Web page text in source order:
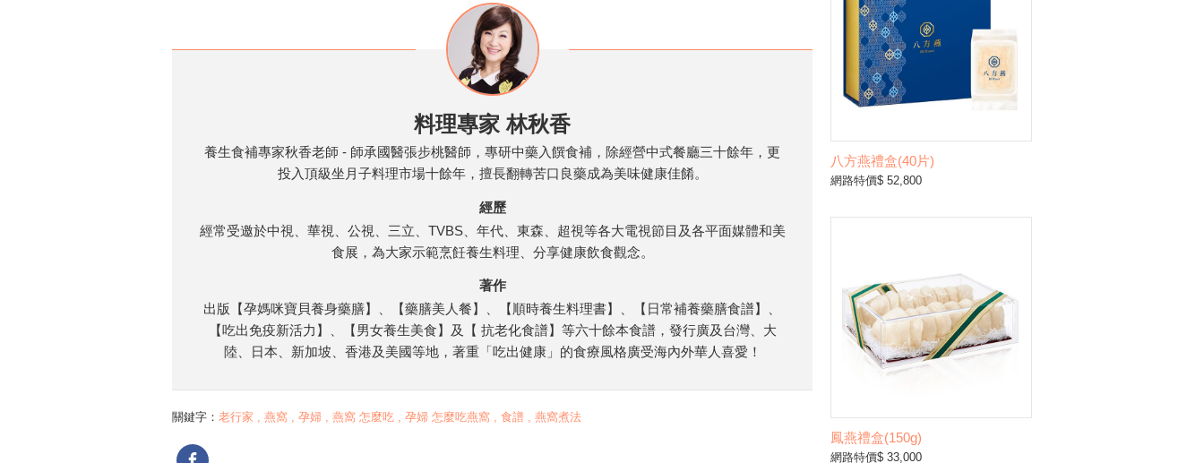
料理專家 林秋香
養生食補專家秋香老師 - 師承國醫張步桃醫師，專研中藥入饌食補，除經營中式餐廳三十餘年，更
投入頂級坐月子料理市場十餘年，擅長翻轉苦口良藥成為美味健康佳餚。
經歷
經常受邀於中視、華視、公視、三立、TVBS、年代、東森、超視等各大電視節目及各平面媒體和美
食展，為大家示範烹飪養生料理、分享健康飲食觀念。
著作
出版【孕媽咪寶貝養身藥膳】、【藥膳美人餐】、【順時養生料理書】、【日常補養藥膳食譜】、
【吃出免疫新活力】、【男女養生美食】及【 抗老化食譜】等六十餘本食譜，發行廣及台灣、大
陸、日本、新加坡、香港及美國等地，著重「吃出健康」的食療風格廣受海內外華人喜愛！​
關鍵字： 老行家 , 燕窩 , 孕婦 , 燕窩 怎麼吃 , 孕婦 怎麼吃燕窩 , 食譜 , 燕窩煮法
八方燕禮盒(40片)
網路特價$ 52,800
鳳燕禮盒(150g)
網路特價$ 33,000